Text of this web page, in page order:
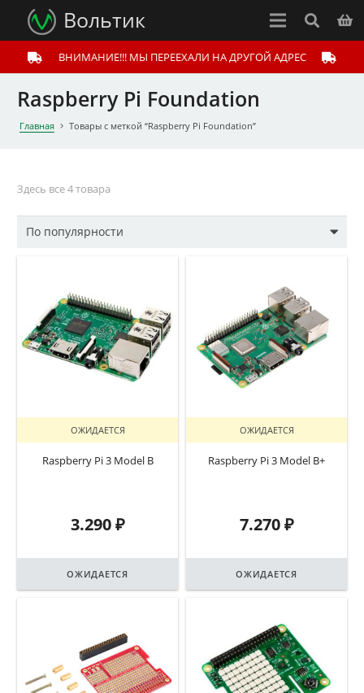
Вольтик
ВНИМАНИЕ!!! МЫ ПЕРЕЕХАЛИ НА ДРУГОЙ АДРЕС
Raspberry Pi Foundation
Главная Товары с меткой “Raspberry Pi Foundation”
Здесь все 4 товара
ОЖИДАЕТСЯ
Raspberry Pi 3 Model B
3.290₽
ОЖИДАЕТСЯ
ОЖИДАЕТСЯ
Raspberry Pi 3 Model B+
7.270₽
ОЖИДАЕТСЯ